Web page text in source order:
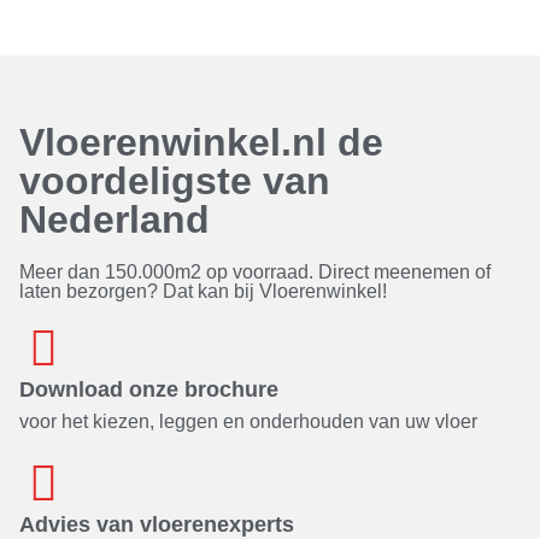
Vloerenwinkel.nl de
voordeligste van
Nederland
Meer dan 150.000m2 op voorraad. Direct meenemen of
laten bezorgen? Dat kan bij Vloerenwinkel!
Download onze brochure
voor het kiezen, leggen en onderhouden van uw vloer
Advies van vloerenexperts